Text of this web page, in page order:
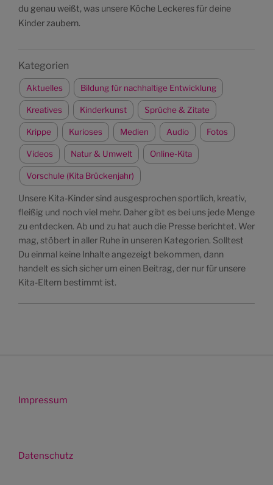
du genau weißt, was unsere Köche Leckeres für deine
Kinder zaubern.
Kategorien
Aktuelles Bildung für nachhaltige Entwicklung
Kreatives Kinderkunst Sprüche & Zitate
Krippe Kurioses Medien Audio Fotos
Videos Natur & Umwelt Online-Kita
Vorschule (Kita Brückenjahr)
Unsere Kita-Kinder sind ausgesprochen sportlich, kreativ,
fleißig und noch viel mehr. Daher gibt es bei uns jede Menge
zu entdecken. Ab und zu hat auch die Presse berichtet. Wer
mag, stöbert in aller Ruhe in unseren Kategorien. Solltest
Du einmal keine Inhalte angezeigt bekommen, dann
handelt es sich sicher um einen Beitrag, der nur für unsere
Kita-Eltern bestimmt ist.
Impressum
Datenschutz